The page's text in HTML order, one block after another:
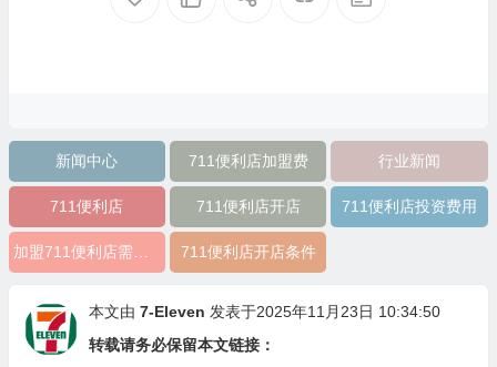
新闻中心 711便利店加盟费 行业新闻
711便利店 711便利店开店 711便利店投资费用
711便利店开店条件
本文由 7-Eleven 发表于2025年11月23日 10:34:50
转载请务必保留本文链接：